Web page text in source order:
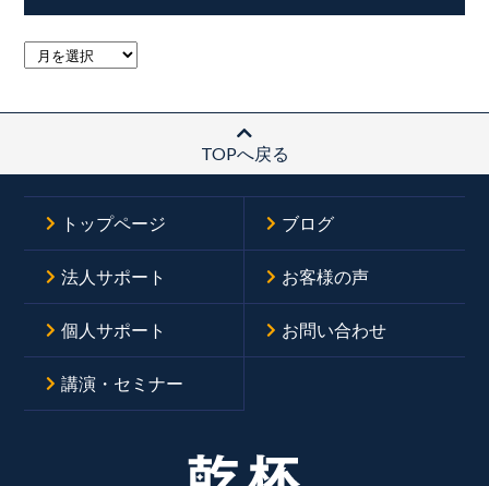
TOPへ戻る
トップページ
法人サポート
個人サポート
講演・セミナー
ブログ
お客様の声
お問い合わせ